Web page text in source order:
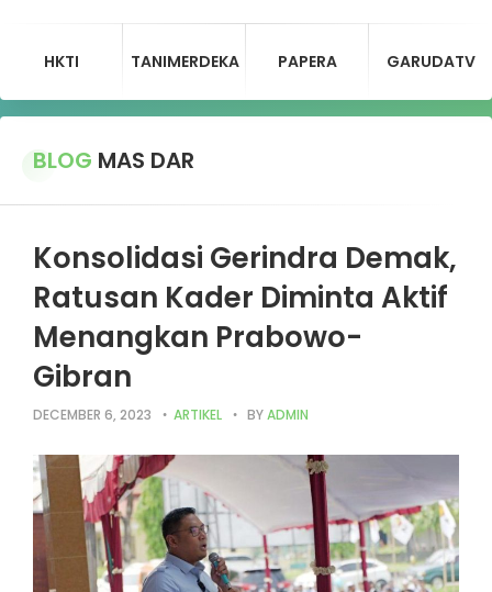
HKTI TANIMERDEKA PAPERA GARUDATV
BLOG MAS DAR
Konsolidasi Gerindra Demak,
Ratusan Kader Diminta Aktif
Menangkan Prabowo-
Gibran
DECEMBER 6, 2023 ARTIKEL BYADMIN